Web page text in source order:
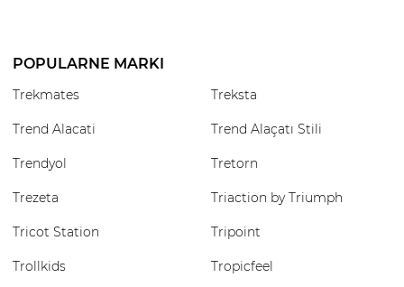
POPULARNE MARKI
Trekmates Treksta
Trend Alacati Trend Alaçatı Stili
Trendyol Tretorn
Trezeta Triaction by Triumph
Tricot Station Tripoint
Trollkids Tropicfeel